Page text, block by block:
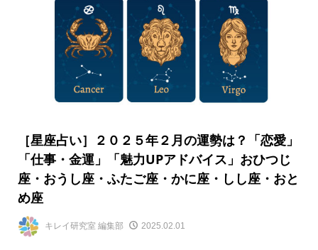
［星座占い］２０２５年２月の運勢は？「恋愛」
「仕事・金運」「魅力UPアドバイス」おひつじ
座・おうし座・ふたご座・かに座・しし座・おと
め座
キレイ研究室 編集部 2025.02.01